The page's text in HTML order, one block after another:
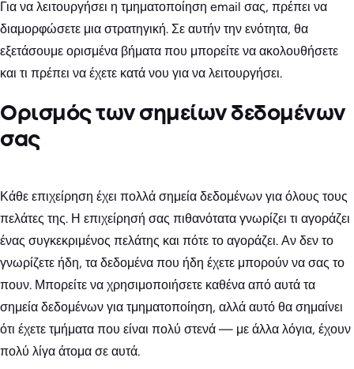
Για να λειτουργήσει η τμηματοποίηση email σας, πρέπει να
διαμορφώσετε μια στρατηγική. Σε αυτήν την ενότητα, θα
εξετάσουμε ορισμένα βήματα που μπορείτε να ακολουθήσετε
και τι πρέπει να έχετε κατά νου για να λειτουργήσει.
Ορισμός των σημείων δεδομένων
σας
Κάθε επιχείρηση έχει πολλά σημεία δεδομένων για όλους τους
πελάτες της. Η επιχείρησή σας πιθανότατα γνωρίζει τι αγοράζει
ένας συγκεκριμένος πελάτης και πότε το αγοράζει. Αν δεν το
γνωρίζετε ήδη, τα δεδομένα που ήδη έχετε μπορούν να σας το
πουν. Μπορείτε να χρησιμοποιήσετε καθένα από αυτά τα
σημεία δεδομένων για τμηματοποίηση, αλλά αυτό θα σημαίνει
ότι έχετε τμήματα που είναι πολύ στενά — με άλλα λόγια, έχουν
πολύ λίγα άτομα σε αυτά.